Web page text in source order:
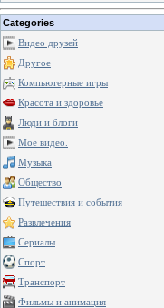
Categories
Видео друзей
Другое
Компьютерные игры
Красота и здоровье
Люди и блоги
Мое видео.
Музыка
Общество
Путешествия и события
Развлечения
Сериалы
Спорт
Транспорт
Фильмы и анимация